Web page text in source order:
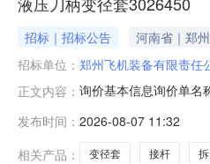
招标｜招标公告 河南省｜郑
招标单位： 郑州飞机装备有限责任
正文内容： 询价基本信息询价单名
账180天后支付交货地
式交货日期/计划原产地
发布时间： 2026-08-07 11:32
相关产品：
变径套 接杆